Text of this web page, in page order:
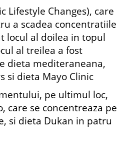
Lifestyle Changes), care
a scadea concentratiile
locul al doilea in topul
al treilea a fost
dieta mediteraneana,
si dieta Mayo Clinic
pe ultimul loc,
care se concentreaza pe
si dieta Dukan in patru